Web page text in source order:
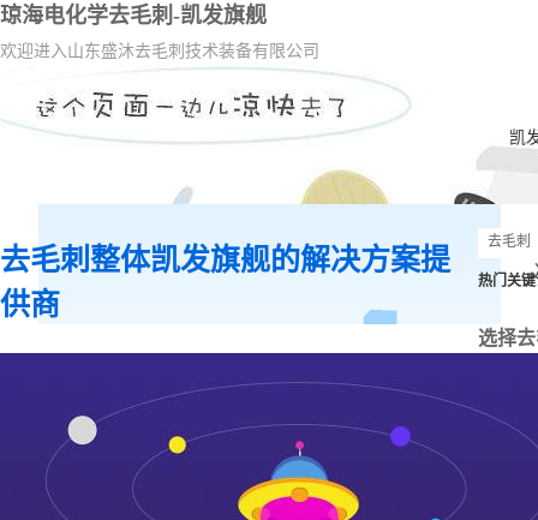
琼海电化学去毛刺-凯发旗舰
欢迎进入山东盛沐去毛刺技术装备有限公司
凯
去毛刺整体凯发旗舰的解决方案提
供商
热门关
选择